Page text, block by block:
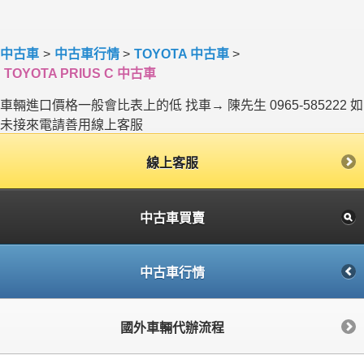
中古車 > 中古車行情 > TOYOTA 中古車 >
TOYOTA PRIUS C 中古車
車輛進口價格一般會比表上的低 找車→ 陳先生 0965-585222 如
未接來電請善用線上客服
線上客服
中古車買賣
中古車行情
國外車輛代辦流程